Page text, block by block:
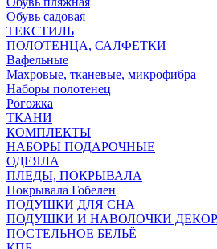
Обувь садовая
ТЕКСТИЛЬ
ПОЛОТЕНЦА, САЛФЕТКИ
Вафельные
Махровые, тканевые, микрофибра
Наборы полотенец
Рогожка
ТКАНИ
КОМПЛЕКТЫ
НАБОРЫ ПОДАРОЧНЫЕ
ОДЕЯЛА
ПЛЕДЫ, ПОКРЫВАЛА
Покрывала Гобелен
ПОДУШКИ ДЛЯ СНА
ПОДУШКИ И НАВОЛОЧКИ
ПОСТЕЛЬНОЕ БЕЛЬЁ